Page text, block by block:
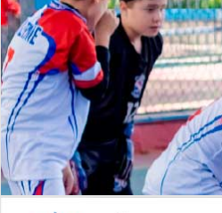
Desafios | Saiba mais
NOSSOCANAL